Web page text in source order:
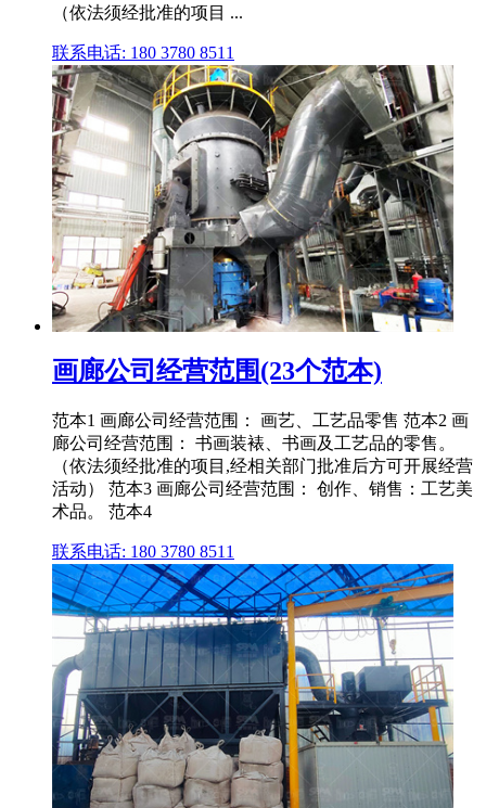
（依法须经批准的项目 ...
联系电话: 180 3780 8511
画廊公司经营范围(23个范本)
范本1 画廊公司经营范围： 画艺、工艺品零售 范本2 画
廊公司经营范围： 书画装裱、书画及工艺品的零售。
（依法须经批准的项目,经相关部门批准后方可开展经营
活动） 范本3 画廊公司经营范围： 创作、销售：工艺美
术品。 范本4
联系电话: 180 3780 8511